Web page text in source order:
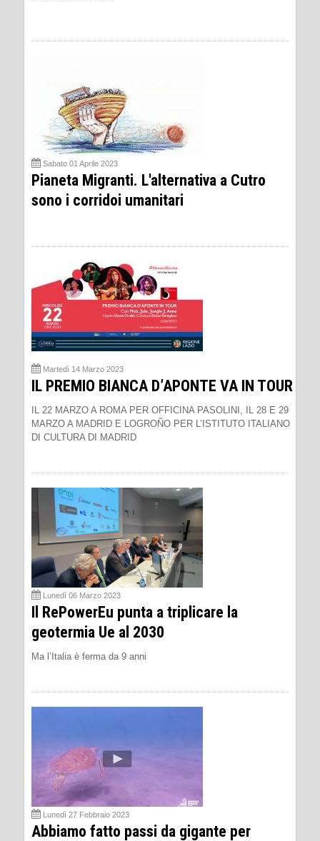
Sabato 01 Aprile 2023
Pianeta Migranti. L'alternativa a Cutro
sono i corridoi umanitari
Martedì 14 Marzo 2023
IL PREMIO BIANCA D’APONTE VA IN TOUR
IL 22 MARZO A ROMA PER OFFICINA PASOLINI, IL 28 E 29
MARZO A MADRID E LOGROÑO PER L’ISTITUTO ITALIANO
DI CULTURA DI MADRID
Lunedì 06 Marzo 2023
Il RePowerEu punta a triplicare la
geotermia Ue al 2030
Ma l’Italia è ferma da 9 anni
Lunedì 27 Febbraio 2023
Abbiamo fatto passi da gigante per